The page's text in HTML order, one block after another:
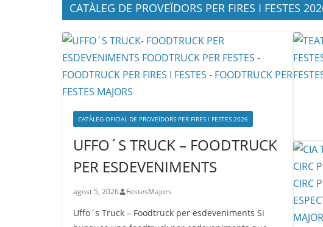
CATÀLEG DE PROVEÏDORS PER FIRES I FESTES
CATÀLEG OFICIAL DE PROVEÏDORS PER FIRES I FESTES 2026
UFFO´S TRUCK – FOODTRUCK
PER ESDEVENIMENTS
agost 5, 2026 FestesMajors
Uffo´s Truck – Foodtruck per esdeveniments Si